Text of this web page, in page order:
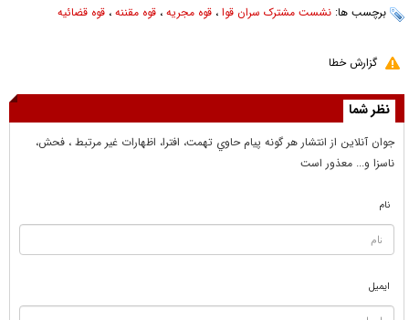
برچسب ها: نشست مشترک سران قوا ، قوه مجریه ، قوه مقننه ، قوه قضائیه
گزارش خطا
نظر شما
جوان آنلاين از انتشار هر گونه پيام حاوي تهمت، افترا، اظهارات غير مرتبط ، فحش،
ناسزا و... معذور است
نام
ایمیل